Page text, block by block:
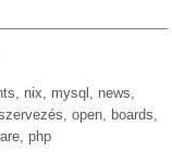
nix, mysql, news,
open, boards,
php